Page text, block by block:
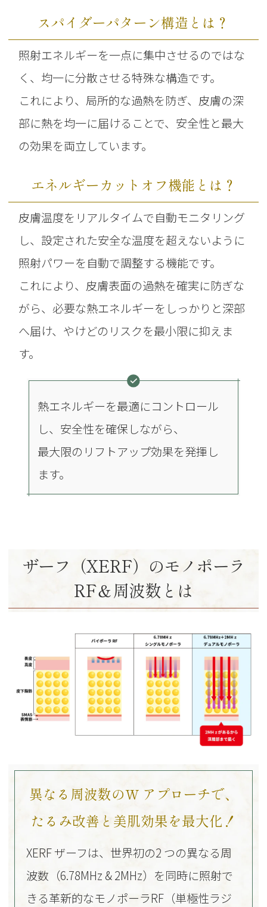
スパイダーパターン構造とは？
照射エネルギーを一点に集中させるのではな
く、均一に分散させる特殊な構造です。
これにより、局所的な過熱を防ぎ、皮膚の深
部に熱を均一に届けることで、安全性と最大
の効果を両立しています。
エネルギーカットオフ機能とは？
皮膚温度をリアルタイムで自動モニタリング
し、設定された安全な温度を超えないように
照射パワーを自動で調整する機能です。
これにより、皮膚表面の過熱を確実に防ぎな
がら、必要な熱エネルギーをしっかりと深部
へ届け、やけどのリスクを最小限に抑えま
す。
熱エネルギーを最適にコントロール
し、安全性を確保しながら、
最大限のリフトアップ効果を発揮し
ます。
ザーフ（XERF）のモノポーラ
RF＆周波数とは
異なる周波数のW アプローチで、
たるみ改善と美肌効果を最大化！
XERF ザーフは、世界初の2 つの異なる周
波数（6.78MHz & 2MHz）を同時に照射で
きる革新的なモノポーラRF（単極性ラジ